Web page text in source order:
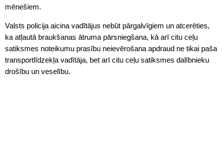
mēnešiem.
Valsts policija aicina vadītājus nebūt pārgalvīgiem un atcerēties,
ka atļautā braukšanas ātruma pārsniegšana, kā arī citu ceļu
satiksmes noteikumu prasību neievērošana apdraud ne tikai paša
transportlīdzekļa vadītāja, bet arī citu ceļu satiksmes dalībnieku
drošību un veselību.